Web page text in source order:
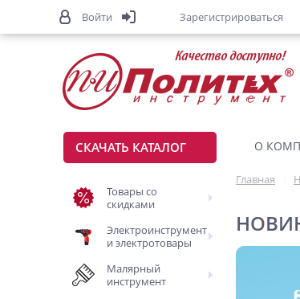
СКАЧАТЬ КАТАЛОГ
Товары со
скидками
Электроинструмент
и электротовары
Малярный
инструмент
О
Главная
Войти Зарегистрироваться